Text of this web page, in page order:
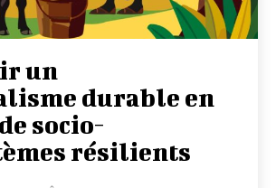
un
durable en
socio-
résilients